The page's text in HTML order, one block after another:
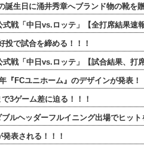
誕生日に涌井秀章へブランド物の靴を
戦「中日vs.ロッテ」【全打席結果速
投で試合を締める！！！
戦「中日vs.ロッテ」【試合結果、
『FCユニホーム』のデザインが発表
3ゲーム差に迫る！！！
ルヘッダーフルイニング出場でヒット
表される！！！